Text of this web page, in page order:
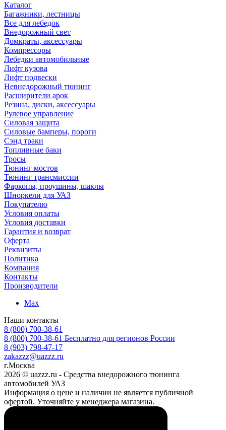
Каталог
Багажники, лестницы
Все для лебедок
Внедорожный свет
Домкраты, аксессуары
Компрессоры
Лебедки автомобильные
Лифт кузова
Лифт подвески
Невнедорожный тюнинг
Расширители арок
Резина, диски, аксессуары
Рулевое управление
Силовая защита
Силовые бамперы, пороги
Сэнд траки
Топливные баки
Тросы
Тюнинг мостов
Тюнинг трансмиссии
Фаркопы, проушины, шаклы
Шноркели для УАЗ
Покупателю
Условия оплаты
Условия доставки
Гарантия и возврат
Оферта
Реквизиты
Политика
Компания
Контакты
Производители
Max
Наши контакты
8 (800) 700-38-61
8 (800) 700-38-61 Бесплатно для регионов России
8 (903) 798-47-17
zakazzz@uazzz.ru
г.Москва
2026 © uazzz.ru - Средства внедорожного тюнинга
автомобилей УАЗ
Информация о цене и наличии не является публичной
офертой. Уточняйте у менеджера магазина.